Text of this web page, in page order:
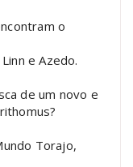
o
e Azedo.
de um novo e
Torajo,